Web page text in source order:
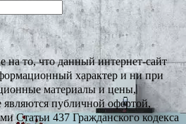
то, что данный интернет-сайт
характер и ни при
материалы и цены,
публичной офертой,
Статьи 437 Гражданского кодекса